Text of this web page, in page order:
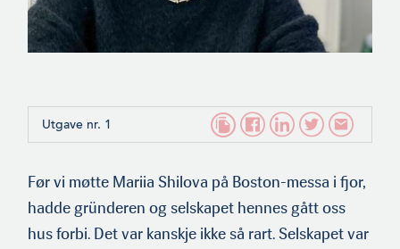
Utgave nr. 1
Før vi møtte Mariia Shilova på Boston-messa i fjor,
hadde gründeren og selskapet hennes gått oss
hus forbi. Det var kanskje ikke så rart. Selskapet var